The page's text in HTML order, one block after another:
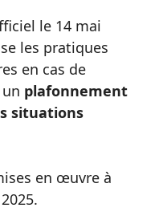
le 14 mai
les pratiques
en cas de
plafonnement
situations
en œuvre à